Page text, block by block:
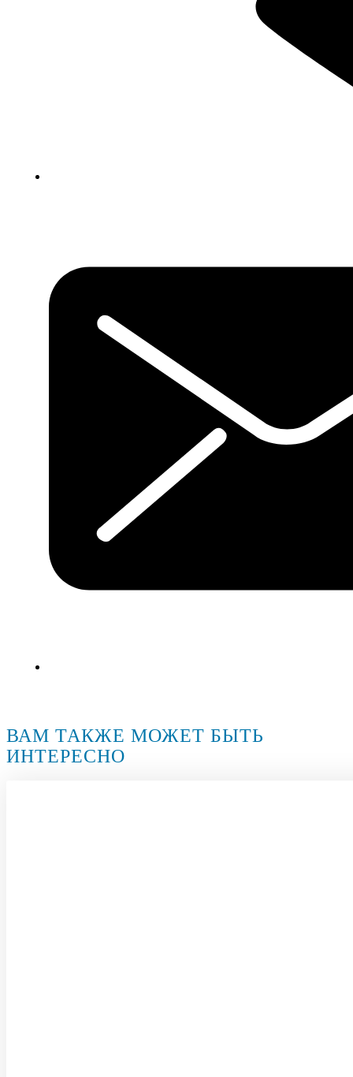
ВАМ ТАКЖЕ МОЖЕТ БЫТЬ
ИНТЕРЕСНО